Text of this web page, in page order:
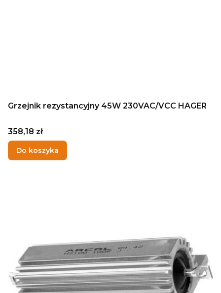
Grzejnik rezystancyjny 45W 230VAC/VCC HAGER
Cena
358,18 zł
Do koszyka